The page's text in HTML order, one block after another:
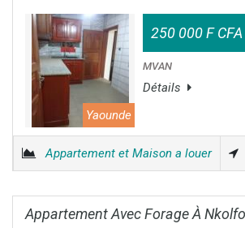
Yaounde
250 000 F CFA
MVAN
Détails
Appartement et Maison a louer
Appartement Avec Forage À